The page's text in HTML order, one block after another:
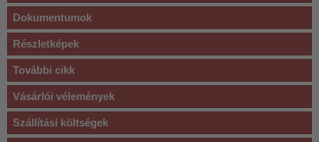
Dokumentumok
Részletképek
További cikk
Vásárlói vélemények
Szállítási költségek